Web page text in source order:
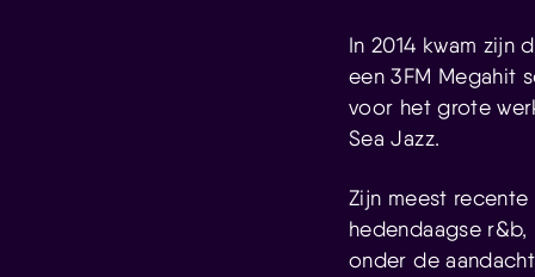
In 2014 kwam zijn
een 3FM Megahit
voor het grote
Sea Jazz.
Zijn meest recente
hedendaagse r&b,
onder de